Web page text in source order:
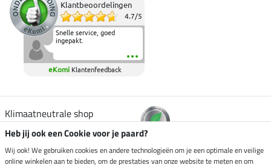
Klantbeoordelingen
4.7/5
Snelle service, goed
ingepakt.
eKomi Klantenfeedback
Klimaatneutrale shop
Verzending per
Heb jij ook een Cookie voor je paard?
Wij ook! We gebruiken cookies en andere technologieën om je een optimale en veilige
online winkelen aan te bieden, om de prestaties van onze website te meten en om